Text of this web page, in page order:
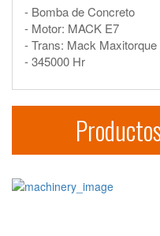
- Bomba de Concreto
- Motor: MACK E7
- Trans: Mack Maxitorque
- 345000 Hr